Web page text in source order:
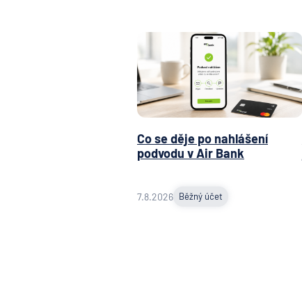
Co se děje po nahlášení
podvodu v Air Bank
7.8.2026 Běžný účet